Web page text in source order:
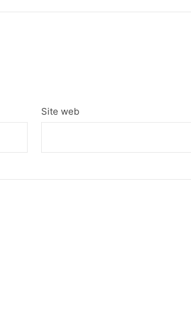
Site web